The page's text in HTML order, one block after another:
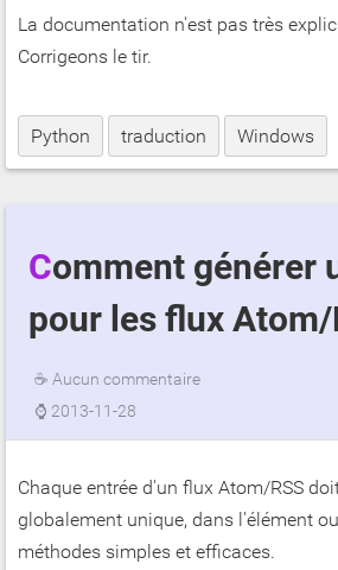
La documentation n'est pas très
Corrigeons le tir.
Python traduction Windows
Comment générer un bon ID
pour les flux Atom/
☕ Aucun commentaire
⌚ 2013-11-28
Chaque entrée d'un flux Atom/RSS
globalement unique, dans l'élément ou
méthodes simples et efficaces.